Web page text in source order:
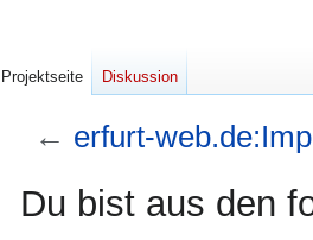
← erfurt-
Zur
Navigation
Zur
Suche
Du bist aus den
Projektseite Diskussion